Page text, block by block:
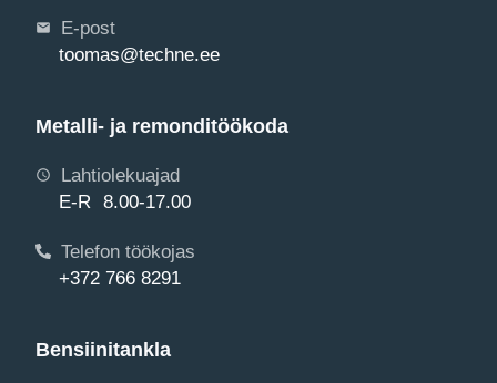
E-post
toomas@techne.ee
Metalli- ja remonditöökoda
Lahtiolekuajad
E-R 8.00-17.00
Telefon töökojas
+372 766 8291
Bensiinitankla